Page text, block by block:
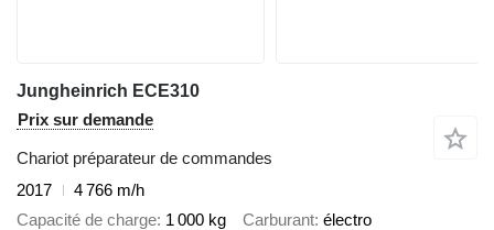
Jungheinrich ECE310
Prix sur demande
Chariot préparateur de commandes
2017
4 766 m/h
Capacité de charge 1 000 kg Carburant électro